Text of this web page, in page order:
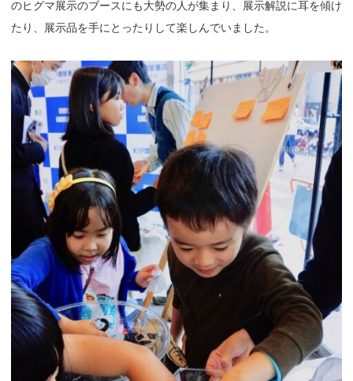
のヒグマ展示のブースにも大勢の人が集まり、展示解説に耳を傾け
たり、展示品を手にとったりして楽しんでいました。